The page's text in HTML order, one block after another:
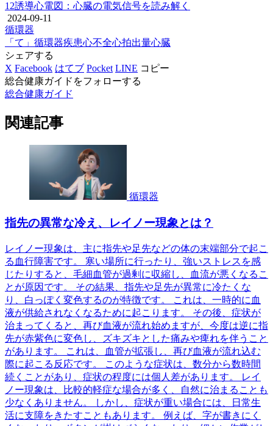
12誘導心電図：心臓の電気信号を読み解く
2024-09-11
循環器
「て」 循環器疾患心不全心拍出量心臓
シェアする
X Facebook はてブ Pocket LINE コピー
総合健康ガイドをフォローする
総合健康ガイド
関連記事
循環器
指先の異常な冷え、レイノー現象とは？
レイノー現象は、主に指先や足先などの体の末端部分で起こ
る血行障害です。 寒い場所に行ったり、強いストレスを感
じたりすると、毛細血管が過剰に収縮し、血流が悪くなるこ
とが原因です。 その結果、指先や足先が異常に冷たくな
り、白っぽく変色するのが特徴です。 これは、一時的に血
液が供給されなくなるために起こります。 その後、症状が
治まってくると、再び血液が流れ始めますが、今度は逆に指
先が赤紫色に変色し、ズキズキとした痛みや痺れを伴うこと
があります。 これは、血管が拡張し、再び血液が流れ込む
際に起こる反応です。 このような症状は、数分から数時間
続くことがあり、症状の程度には個人差があります。 レイ
ノー現象は、比較的軽症な場合が多く、自然に治まることも
少なくありません。 しかし、症状が重い場合には、日常生
活に支障をきたすこともあります。 例えば、字が書きにく